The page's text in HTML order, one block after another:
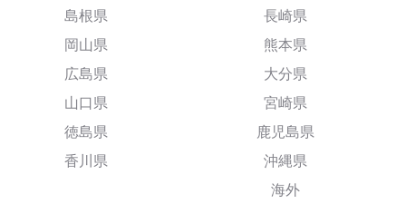
島根県
岡山県
広島県
山口県
徳島県
香川県
長崎県
熊本県
大分県
宮崎県
鹿児島県
沖縄県
海外